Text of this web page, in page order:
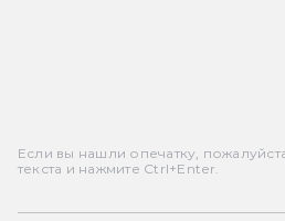
Если вы нашли опечатку,
текста и нажмите Ctrl+Enter.